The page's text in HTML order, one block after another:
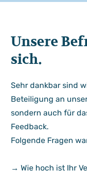
Unsere
sich.
Sehr dankbar sind
Beteiligung an
sondern auch für
Feedback.
Folgende Fragen
→ Wie hoch ist Ihr